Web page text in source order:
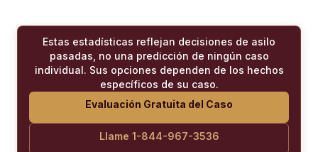
Estas estadísticas reflejan decisiones de asilo
pasadas, no una predicción de ningún caso
individual. Sus opciones dependen de los hechos
específicos de su caso.
Evaluación Gratuita del Caso
Llame 1-844-967-3536